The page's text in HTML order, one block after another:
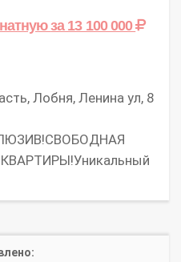
за 13 100 000
Лобня, Ленина ул, 8